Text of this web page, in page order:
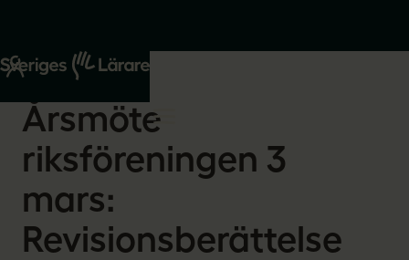
Start
Om oss
2026-02-17
Årsmöte
riksföreningen 3
mars:
Revisionsberättelse